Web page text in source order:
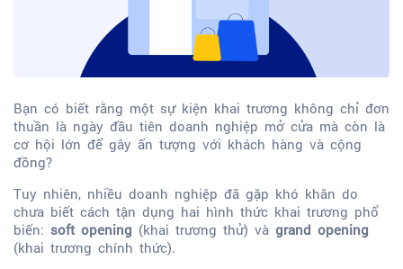
Bạn có biết rằng một sự kiện khai trương không chỉ đơn
thuần là ngày đầu tiên doanh nghiệp mở cửa mà còn là
cơ hội lớn để gây ấn tượng với khách hàng và cộng
đồng?
Tuy nhiên, nhiều doanh nghiệp đã gặp khó khăn do
chưa biết cách tận dụng hai hình thức khai trương phổ
biến: soft opening (khai trương thử) và grand opening
(khai trương chính thức).